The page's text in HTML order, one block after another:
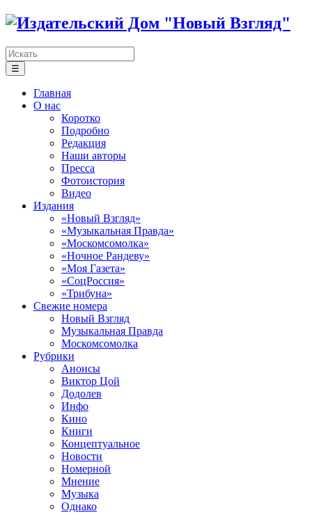
☰
Главная
О нас
Коротко
Подробно
Редакция
Наши авторы
Пресса
Фотоистория
Видео
Издания
«Новый Взгляд»
«Музыкальная Правда»
«Москомсомолка»
«Ночное Рандеву»
«Моя Газета»
«СоцРоссия»
«Трибуна»
Свежие номера
Новый Взгляд
Музыкальная Правда
Москомсомолка
Рубрики
Анонсы
Виктор Цой
Додолев
Инфо
Кино
Книги
Концептуальное
Новости
Номерной
Мнение
Музыка
Однако